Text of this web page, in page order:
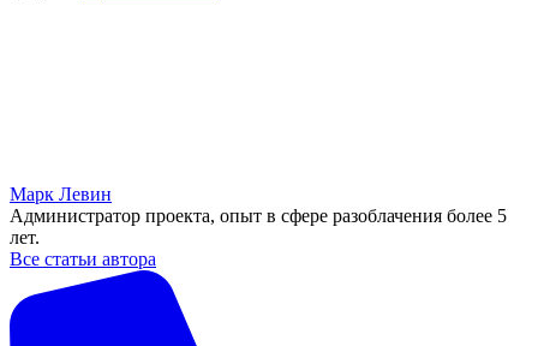
Марк Левин
Администратор проекта, опыт в сфере разоблачения более 5
лет.
Все статьи автора